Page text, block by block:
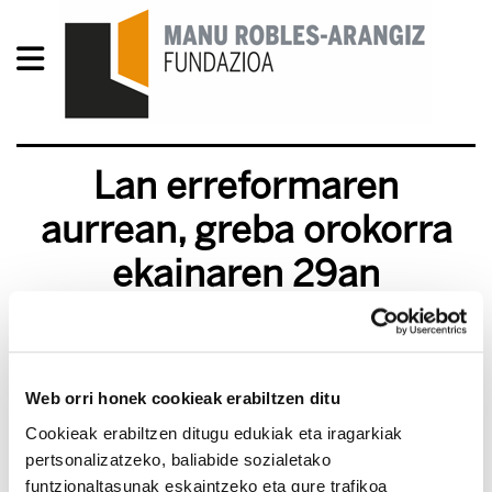
Web orri honek cookieak erabiltzen ditu
Cookieak erabiltzen ditugu edukiak eta iragarkiak
pertsonalizatzeko, baliabide sozialetako
funtzionaltasunak eskaintzeko eta gure trafikoa
Lan erreformaren
aurrean, greba orokorra
ekainaren 29an